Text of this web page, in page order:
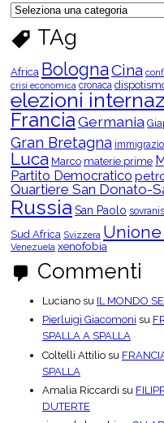
C
e
c
a
e
r
C
a
t
e
g
o
r
i
e
TAg
Africa BolognaCina
crisi economica cronaca
elezioni
FranciaGermania
Gran Bretagna
Luca Marco materie prime
Partito Democratico
Quartiere San Donato-
Russia San Paolo
Sud Africa Svizzera
Venezuela xenofobia
Commenti
Luciano su IL MONDO
Pierluigi Giacomoni su
SPALLA A SPALLA
Coltelli Attilio su
SPALLA
Amalia Riccardi su
DUTERTE